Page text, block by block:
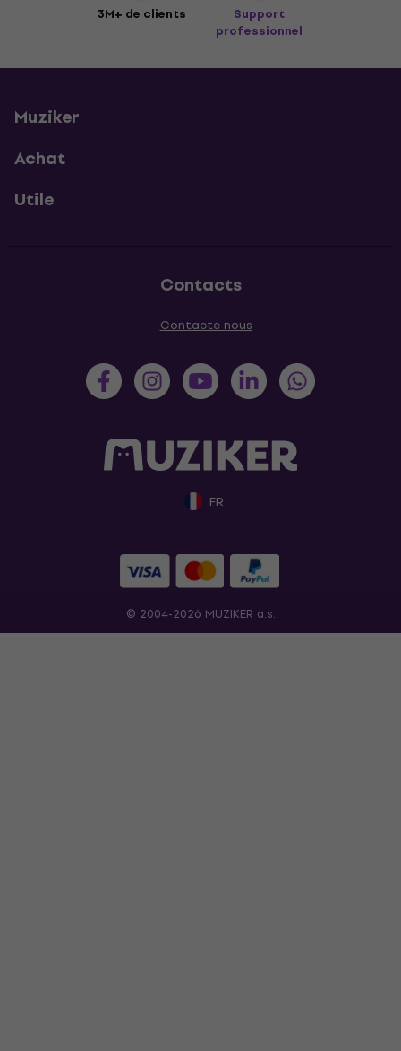
3M+ de clients
Support
professionnel
Muziker
Achat
Utile
Contacts
Contacte nous
FR
© 2004-2026 MUZIKER a.s.